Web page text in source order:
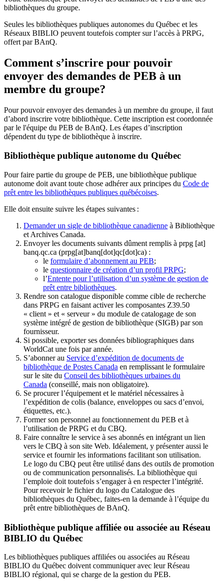
bibliothèques du groupe.
Seules les bibliothèques publiques autonomes du Québec et les
Réseaux BIBLIO peuvent toutefois compter sur l’accès à PRPG,
offert par BAnQ.
Comment s’inscrire pour pouvoir
envoyer des demandes de PEB à un
membre du groupe?
Pour pouvoir envoyer des demandes à un membre du groupe, il faut
d’abord inscrire votre bibliothèque. Cette inscription est coordonnée
par le l'équipe du PEB de BAnQ. Les étapes d’inscription
dépendent du type de bibliothèque à inscrire.
Bibliothèque publique autonome du Québec
Pour faire partie du groupe de PEB, une bibliothèque publique
autonome doit avant toute chose adhérer aux principes du Code de
prêt entre les bibliothèques publiques québécoises.
Elle doit ensuite suivre les étapes suivantes :
Demander un sigle de bibliothèque canadienne à Bibliothèque
et Archives Canada.
Envoyer les documents suivants dûment remplis à prpg [at]
banq.qc.ca (prpg[at]banq[dot]qc[dot]ca) :
le formulaire d’abonnement au PEB;
le questionnaire de création d’un profil PRPG;
l’Entente pour l’utilisation d’un système de gestion de
prêt entre bibliothèques.
Rendre son catalogue disponible comme cible de recherche
dans PRPG en faisant activer les composantes Z39.50
« client » et « serveur » du module de catalogage de son
système intégré de gestion de bibliothèque (SIGB) par son
fournisseur.
Si possible, exporter ses données bibliographiques dans
WorldCat une fois par année.
S’abonner au Service d’expédition de documents de
bibliothèque de Postes Canada en remplissant le formulaire
sur le site du Conseil des bibliothèques urbaines du
Canada (conseillé, mais non obligatoire).
Se procurer l’équipement et le matériel nécessaires à
l’expédition de colis (balance, enveloppes ou sacs d’envoi,
étiquettes, etc.).
Former son personnel au fonctionnement du PEB et à
l’utilisation de PRPG et du CBQ.
Faire connaître le service à ses abonnés en intégrant un lien
vers le CBQ à son site Web. Idéalement, y présenter aussi le
service et fournir les informations facilitant son utilisation.
Le logo du CBQ peut être utilisé dans des outils de promotion
ou de communication personnalisés. La bibliothèque qui
l’emploie doit toutefois s’engager à en respecter l’intégrité.
Pour recevoir le fichier du logo du Catalogue des
bibliothèques du Québec, faites-en la demande à l’équipe du
prêt entre bibliothèques de BAnQ.
Bibliothèque publique affiliée ou associée au Réseau
BIBLIO du Québec
Les bibliothèques publiques affiliées ou associées au Réseau
BIBLIO du Québec doivent communiquer avec leur Réseau
BIBLIO régional, qui se charge de la gestion du PEB.